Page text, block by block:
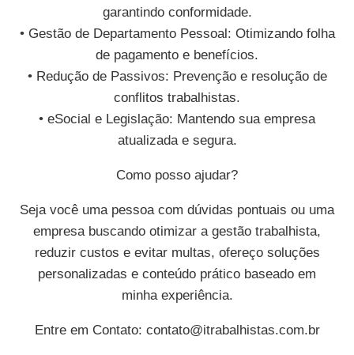
garantindo conformidade.
• Gestão de Departamento Pessoal: Otimizando folha
de pagamento e benefícios.
• Redução de Passivos: Prevenção e resolução de
conflitos trabalhistas.
• eSocial e Legislação: Mantendo sua empresa
atualizada e segura.
Como posso ajudar?
Seja você uma pessoa com dúvidas pontuais ou uma
empresa buscando otimizar a gestão trabalhista,
reduzir custos e evitar multas, ofereço soluções
personalizadas e conteúdo prático baseado em
minha experiência.
Entre em Contato: contato@itrabalhistas.com.br